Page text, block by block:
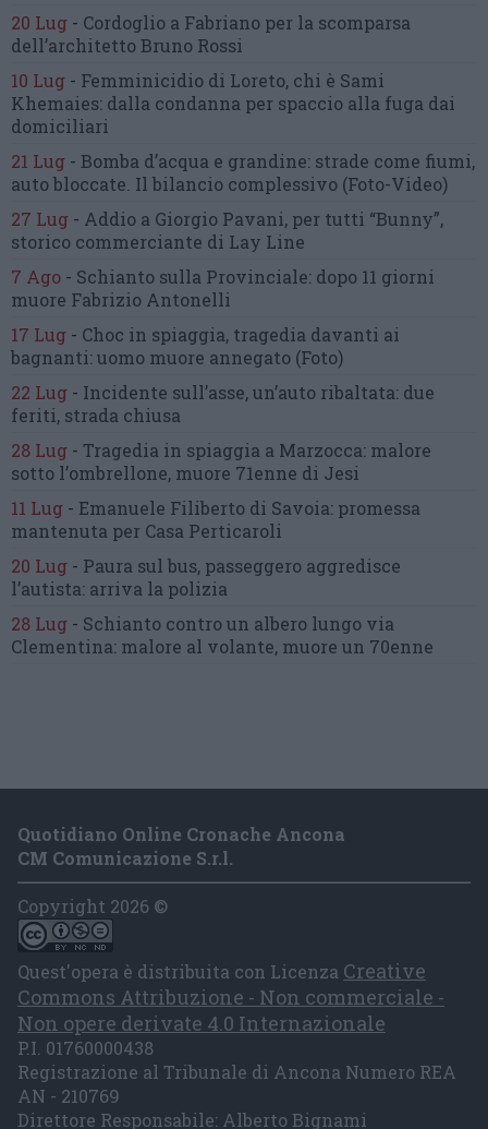
20 Lug - Cordoglio a Fabriano per la scomparsa
dell’architetto Bruno Rossi
10 Lug - Femminicidio di Loreto, chi è Sami
Khemaies: dalla condanna per spaccio alla fuga dai
domiciliari
21 Lug - Bomba d’acqua e grandine: strade come fiumi,
auto bloccate. Il bilancio complessivo (Foto-Video)
27 Lug - Addio a Giorgio Pavani, per tutti “Bunny”,
storico commerciante di Lay Line
7 Ago - Schianto sulla Provinciale: dopo 11 giorni
muore Fabrizio Antonelli
17 Lug - Choc in spiaggia, tragedia davanti ai
bagnanti:uomo muore annegato (Foto)
22 Lug - Incidente sull’asse, un’auto ribaltata: due
feriti, strada chiusa
28 Lug - Tragedia in spiaggia a Marzocca: malore
sotto l’ombrellone, muore 71enne di Jesi
11 Lug - Emanuele Filiberto di Savoia: promessa
mantenuta per Casa Perticaroli
20 Lug - Paura sul bus, passeggero aggredisce
l’autista: arriva la polizia
28 Lug - Schianto contro un albero lungo via
Clementina: malore al volante, muore un 70enne
Quotidiano Online Cronache Ancona
CM Comunicazione S.r.l.
Copyright 2026 ©
Quest'opera è distribuita con Licenza Creative
Commons Attribuzione - Non commerciale -
Non opere derivate 4.0 Internazionale
P.I. 01760000438
Registrazione al Tribunale di Ancona Numero REA
AN - 210769
Direttore Responsabile: Alberto Bignami